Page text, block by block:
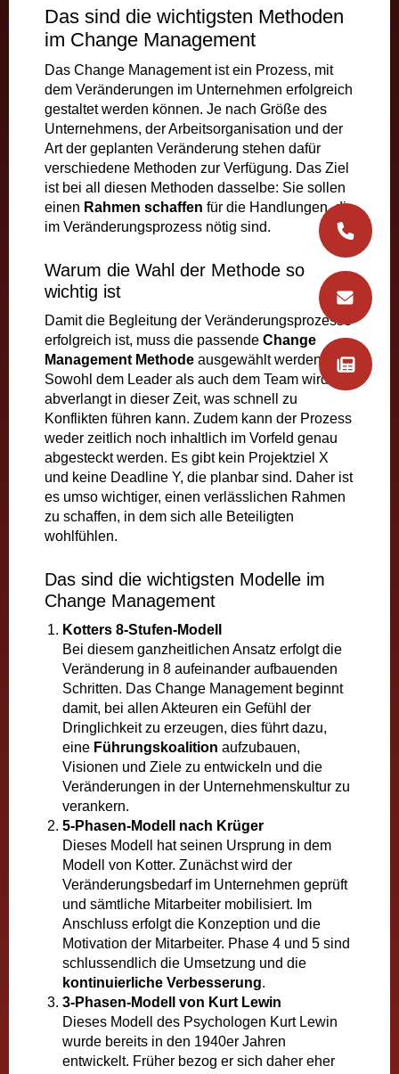
Das sind die wichtigsten Methoden
im Change Management
Das Change Management ist ein Prozess, mit
dem Veränderungen im Unternehmen erfolgreich
gestaltet werden können. Je nach Größe des
Unternehmens, der Arbeitsorganisation und der
Art der geplanten Veränderung stehen dafür
verschiedene Methoden zur Verfügung. Das Ziel
ist bei all diesen Methoden dasselbe: Sie sollen
einen Rahmen schaffen für die Handlungen, die
im Veränderungsprozess nötig sind.
Warum die Wahl der Methode so
wichtig ist
Damit die Begleitung der Veränderungsprozesse
erfolgreich ist, muss die passende Change
Management Methode ausgewählt werden.
Sowohl dem Leader als auch dem Team wird viel
abverlangt in dieser Zeit, was schnell zu
Konflikten führen kann. Zudem kann der Prozess
weder zeitlich noch inhaltlich im Vorfeld genau
abgesteckt werden. Es gibt kein Projektziel X
und keine Deadline Y, die planbar sind. Daher ist
es umso wichtiger, einen verlässlichen Rahmen
zu schaffen, in dem sich alle Beteiligten
wohlfühlen.
Das sind die wichtigsten Modelle im
Change Management
Kotters 8-Stufen-Modell
Bei diesem ganzheitlichen Ansatz erfolgt die
Veränderung in 8 aufeinander aufbauenden
Schritten. Das Change Management beginnt
damit, bei allen Akteuren ein Gefühl der
Dringlichkeit zu erzeugen, dies führt dazu,
eine Führungskoalition aufzubauen,
Visionen und Ziele zu entwickeln und die
Veränderungen in der Unternehmenskultur zu
verankern.
5-Phasen-Modell nach Krüger
Dieses Modell hat seinen Ursprung in dem
Modell von Kotter. Zunächst wird der
Veränderungsbedarf im Unternehmen geprüft
und sämtliche Mitarbeiter mobilisiert. Im
Anschluss erfolgt die Konzeption und die
Motivation der Mitarbeiter. Phase 4 und 5 sind
schlussendlich die Umsetzung und die
kontinuierliche Verbesserung.
3-Phasen-Modell von Kurt Lewin
Dieses Modell des Psychologen Kurt Lewin
wurde bereits in den 1940er Jahren
entwickelt. Früher bezog er sich daher eher